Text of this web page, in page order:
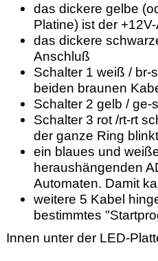
das dickere gelbe
Platine) ist der
das dickere
Anschluß
Schalter 1 weiß / br-
beiden braunen
Schalter 2 gelb /
Schalter 3 rot /rt-rt
der ganze Ring
ein blaues und
heraushängenden
Automaten. Damit
weitere 5 Kabel
bestimmtes
Innen unter der LED-